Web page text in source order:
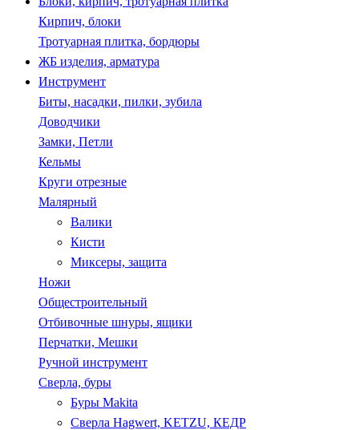
Кирпич, блоки
Тротуарная плитка, бордюры
ЖБ изделия, арматура
Инструмент
Биты, насадки, пилки, зубила
Доводчики
Замки, Петли
Кельмы
Круги отрезные
Малярный
Валики
Кисти
Миксеры, защита
Ножи
Общестроительный
Отбивочные шнуры, ящики
Перчатки, Мешки
Ручной инструмент
Сверла, буры
Буры Makita
Сверла Hagwert, KETZU, КЕДР